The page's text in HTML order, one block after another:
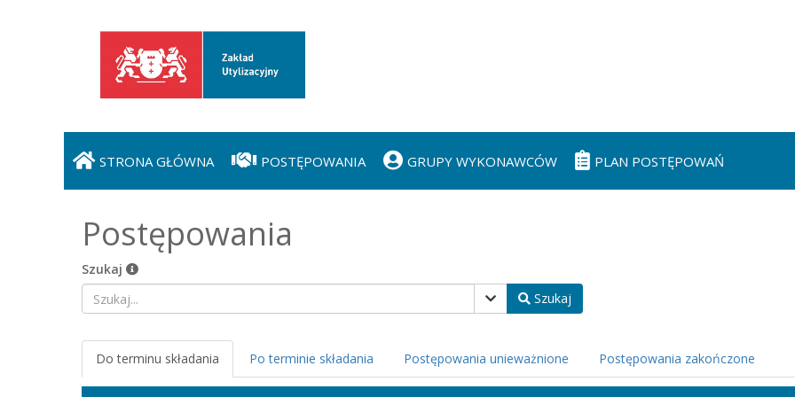
STRONA GŁÓWNA POSTĘPOWANIA GRUPY WYKONAWCÓW PLAN POSTĘPOWAŃ
Postępowania
Szukaj
Szukaj
Do terminu składania Po terminie składania Postępowania unieważnione Postępowania zakończone